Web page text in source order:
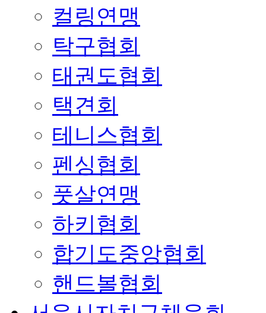
컬링연맹
탁구협회
태권도협회
택견회
테니스협회
펜싱협회
풋살연맹
하키협회
합기도중앙협회
핸드볼협회